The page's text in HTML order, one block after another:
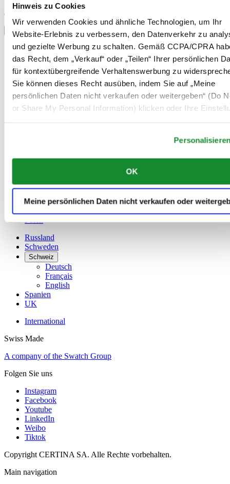
Hinweis zu Cookies
Wir verwenden Cookies und ähnliche Technologien, um Ihr
Website-Erlebnis zu verbessern, den Datenverkehr zu
und gezielte Werbung zu schalten. Gemäß CCPA/CPRA
das Recht, dem „Verkauf“ oder „Teilen“ Ihrer persönlichen
für kontextübergreifende Verhaltenswerbung zu
Sie können dieses Recht ausüben, indem Sie auf „Meine
persönlichen Daten nicht verkaufen oder weitergeben“ (Do
or Share My Personal Information) klicken oder Ihre
OK
Meine persönlichen Daten nicht verkaufen oder
Anmelden
Land/Region auswählen
Sprachumschalter
Belgien
Dutch
Français
English
简体中文
Dänemark
Français
Niederlande
Norwegen
Russland
Schweden
Schweiz
Deutsch
Français
English
Spanien
UK
International
Swiss Made
A company of the Swatch Group
Folgen Sie uns
Instagram
Facebook
Youtube
LinkedIn
Weibo
Tiktok
Copyright CERTINA SA. Alle Rechte vorbehalten.
Main navigation